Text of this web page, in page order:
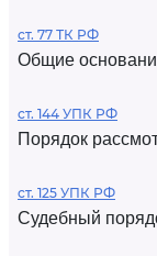
ст. 77 ТК РФ
Общие
ст. 144 УПК РФ
Порядок
ст. 125 УПК РФ
Судебный